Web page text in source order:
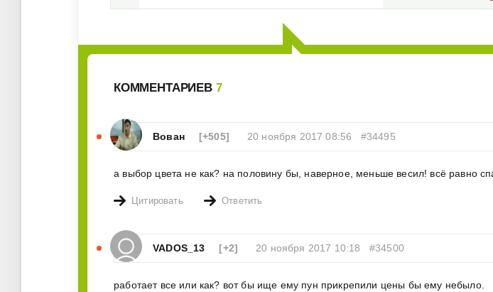
КОММЕНТАРИЕВ 7
Вован [+505] 20 ноября 2017 08:56 #34495
а выбор цвета не как? на половину бы, наверное, меньше весил! всё равно
Цитировать Ответить
VADOS_13 [+2] 20 ноября 2017 10:18 #34500
работает все или как? вот бы ище ему пун прикрепили цены бы ему небыло.